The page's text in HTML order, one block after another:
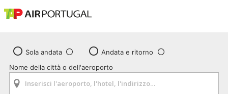
Sola andata
Andata e ritorno
Nome della città o dell'aeroporto